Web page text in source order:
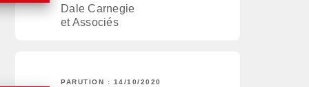
Dale Carnegie
et Associés
PARUTION : 14/10/2020